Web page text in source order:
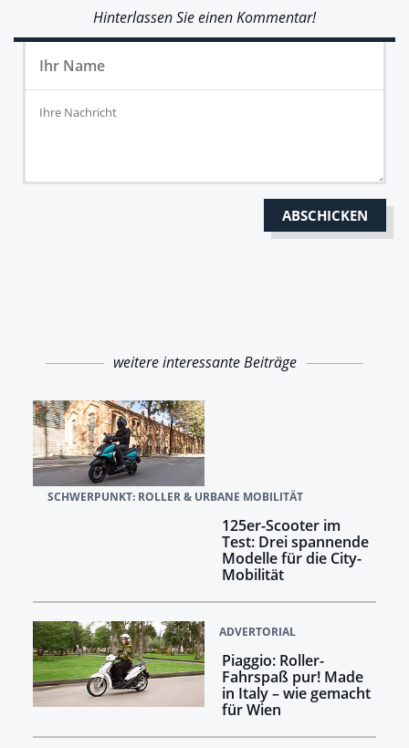
Hinterlassen Sie einen Kommentar!
weitere interessante Beiträge
SCHWERPUNKT: ROLLER & URBANE MOBILITÄT
125er-Scooter im
Test: Drei spannende
Modelle für die City-
Mobilität
ADVERTORIAL
Piaggio: Roller-
Fahrspaß pur! Made
in Italy – wie gemacht
für Wien